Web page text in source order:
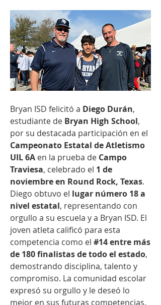
Bryan ISD felicitó a Diego Durán,
estudiante de Bryan High School,
Campeonato Estatal de Atletismo
UIL 6A en la prueba de Campo
Traviesa, celebrado el 1 de
noviembre en Round Rock, Texas.
Diego obtuvo el lugar número 18 a
nivel estatal, representando con
orgullo a su escuela y a Bryan ISD. El
joven atleta calificó para esta
competencia como el #14 entre más
de 180 finalistas de todo el estado,
demostrando disciplina, talento y
compromiso. La comunidad escolar
expresó su orgullo y le deseó lo
mejor en sus futuras competencias.